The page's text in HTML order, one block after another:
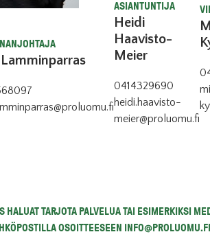
Lamminparras
ASIANTUNTIJA
Heidi
Haavisto-
Meier
0414329690
heidi.haavisto-
meier@proluomu.fi
HALUAT TARJOTA PALVELUA TAI ESIMERKIKSI
OSOITTEESEEN INFO@PROLUOMU.FI